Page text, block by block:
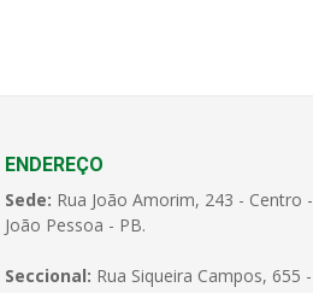
ENDEREÇO
Sede: Rua João Amorim, 243 - Centro -
João Pessoa - PB.
Seccional: Rua Siqueira Campos, 655 -